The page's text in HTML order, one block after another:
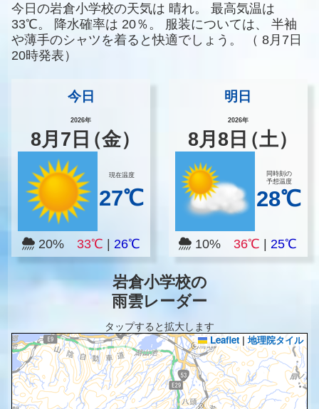
今日の岩倉小学校の天気は 晴れ。
最高気温は
33℃。
降水確率は 20％。 服装については、
半袖
や薄手のシャツを着ると快適でしょう。
（ 8月7日
20時発表）
今日
2026年
8月 7 日（金）
現在温度
27℃
20% 33℃ 26℃
明日
2026年
8月8 日（土）
同時刻の
予想温度
28℃
10%36℃ |25℃
岩倉小学校の
雨雲レーダー
タップすると拡大します
Leaflet | 地理院タイル